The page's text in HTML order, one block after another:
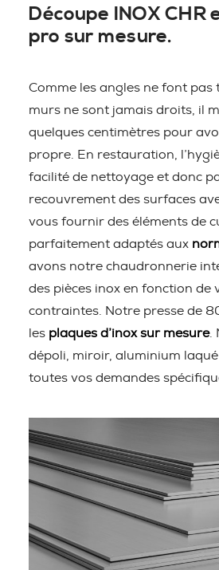
Découpe INOX CHR
pro sur mesure.
Comme les angles ne font pas
murs ne sont jamais droits, il
quelques centimètres pour
propre. En restauration,
facilité de nettoyage et donc
recouvrement des surfaces
vous fournir des éléments de
parfaitement adaptés aux
avons notre chaudronnerie
des pièces inox en fonction de
contraintes. Notre presse de
les plaques d’inox sur mesure.
dépoli, miroir, aluminium
toutes vos demandes